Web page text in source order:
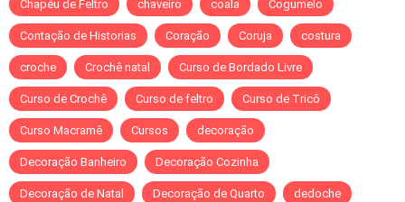
Chapéu de Feltro chaveiro coala Cogumelo
Contação de Historias Coração Coruja costura
croche Crochê natal Curso de Bordado Livre
Curso de Crochê Curso de feltro Curso de Tricô
Curso Macramê Cursos decoração
Decoração Banheiro Decoração Cozinha
Decoração de Natal Decoração de Quarto dedoche